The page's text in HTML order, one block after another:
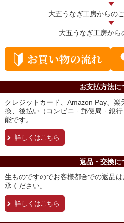
大五うなぎ工房からの
大五うなぎ工房から
お支払方法に
クレジットカード、Amazon Pay、楽
換、後払い（コンビニ・郵便局・銀
能です。
詳しくはこちら
返品・交換に
生ものですのでお客様都合での返品
承ください。
詳しくはこちら